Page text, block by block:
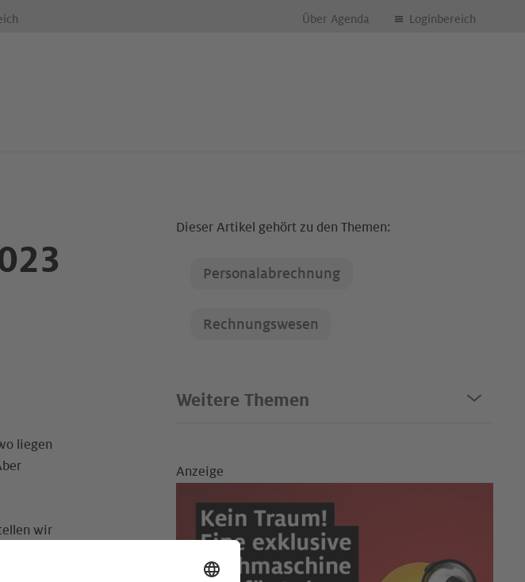
Loginbereich
Über Agenda
liegen
wir
Dieser Artikel gehört zu den Themen:
Personalabrechnung
Rechnungswesen
Weitere Themen
Anzeige